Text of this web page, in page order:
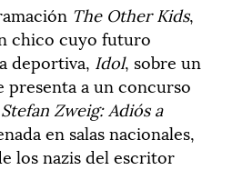
The Other Kids,
chico cuyo futuro
deportiva, Idol, sobre un
presenta a un concurso
Stefan Zweig: Adiós a
en salas nacionales,
los nazis del escritor